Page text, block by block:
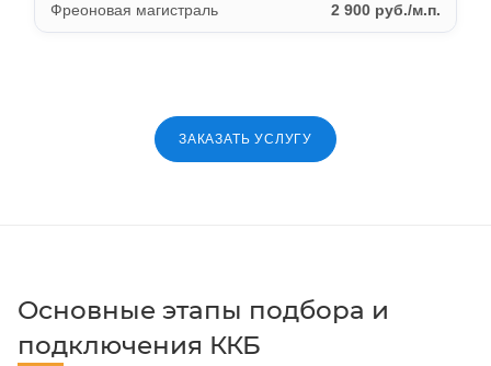
Фреоновая магистраль 2 900 руб./м.п.
ЗАКАЗАТЬ УСЛУГУ
Основные этапы подбора и
подключения ККБ